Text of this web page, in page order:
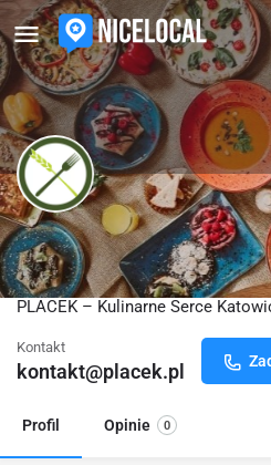
PLACEK -
i cukru
PLACEK – Kulinarne Serce
Kontakt
kontakt@placek.pl
Profil Opinie 0